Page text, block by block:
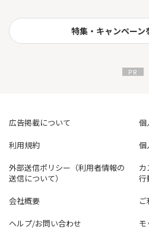
その他にも…
年間25万件以上のモニター実績！
「女性の働く機会を増やしたい」とい
あなたのリアルな感想が、新しい商
特集・キャンペーン
広告掲載について
個
利用規約
個
外部送信ポリシー（利用者情報の
送信について）
カ
行
会社概要
ヘルプ/お問い合わせ
モ